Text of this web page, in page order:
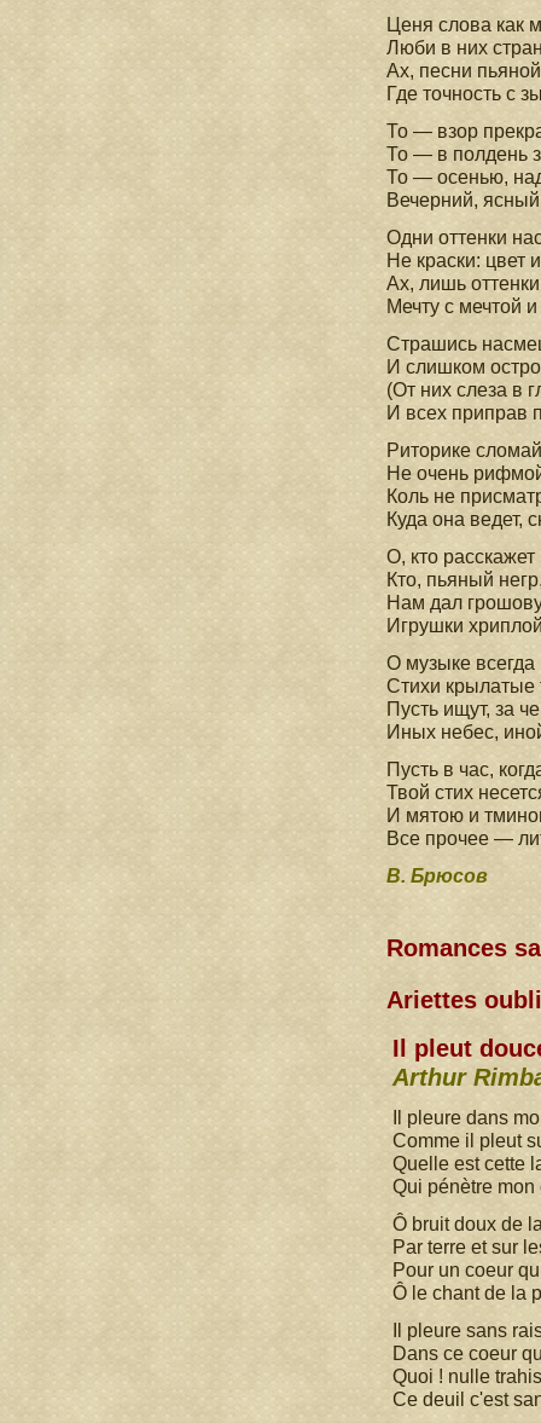
Ценя слова как
Люби в них
Ах, песни
Где точность с
То — взор
То — в полдень
То — осенью,
Вечерний, ясный
Одни оттенки
Не краски: цвет
Ах, лишь
Мечту с мечтой
Страшись
И слишком
(От них слеза в
И всех приправ
Риторике
Не очень
Коль не
Куда она ведет,
О, кто
Кто, пьяный
Нам дал
Игрушки
О музыке всегда
Стихи крылатые
Пусть ищут, за
Иных небес,
Пусть в час,
Твой стих
И мятою и
Все прочее —
В. Брюсов
Romances
Ariettes
Il pleut
Arthur
Il pleure dans
Comme il pleut
Quelle est cette
Qui pénètre mon
Ô bruit doux de
Par terre et sur
Pour un coeur
Ô le chant de la
Il pleure sans
Dans ce coeur
Quoi ! nulle
Ce deuil c'est